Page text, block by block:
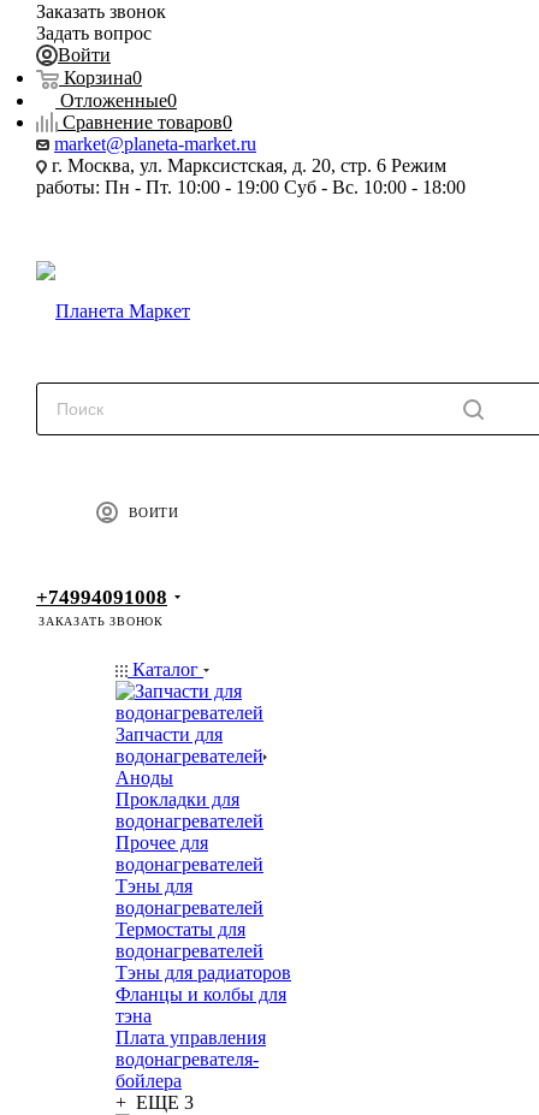
Заказать звонок
Задать вопрос
Войти
Корзина0
Отложенные0
Сравнение товаров0
market@planeta-market.ru
г. Москва, ул. Марксистская, д. 20, стр. 6 Режим
работы: Пн - Пт. 10:00 - 19:00 Суб - Вс. 10:00 - 18:00
ВОЙТИ
+74994091008
ЗАКАЗАТЬ ЗВОНОК
Каталог
Запчасти для
водонагревателей
Аноды
Прокладки для
водонагревателей
Прочее для
водонагревателей
Тэны для
водонагревателей
Термостаты для
водонагревателей
Тэны для радиаторов
Фланцы и колбы для
тэна
Плата управления
водонагревателя-
бойлера
+ ЕЩЕ 3